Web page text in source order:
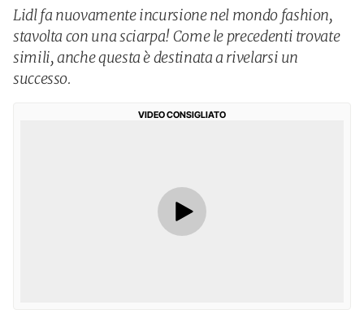
Lidl fa nuovamente incursione nel mondo fashion,
stavolta con una sciarpa! Come le precedenti trovate
simili, anche questa è destinata a rivelarsi un
successo.
VIDEO CONSIGLIATO